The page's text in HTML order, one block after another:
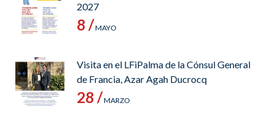
2027
8 /MAYO
Visita en el LFiPalma de la Cónsul General
de Francia, Azar Agah Ducrocq
28 /MARZO